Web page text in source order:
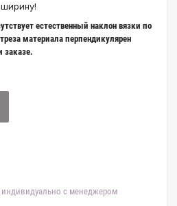
естественный наклон вязки по
материала перпендикулярен
заказе.
индивидуально с менеджером